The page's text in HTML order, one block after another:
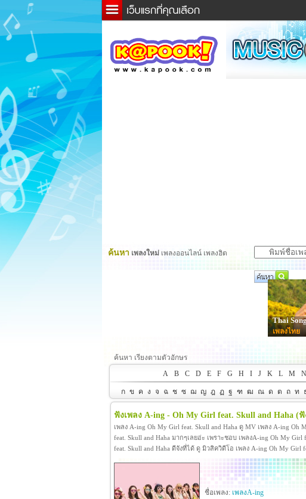
ข่าวด่วน
ละคร
ค้นหา เพลงใหม่ เพลงออนไลน์ เพลงฮิต
Thai
เพลงไทย
ค้นหา เรียงตามตัวอักษร
A
B C D E F G H I J K L M N
ก ข ค ง จ ฉ ช ซ ฌ ญ ฎ ฏ ฐ ฑ ฒ ณ ด ต ถ ท
ฟังเพลง A-ing - Oh My Girl feat. Skull and Haha (ฟั
เพลง A-ing Oh My Girl feat. Skull and Haha ดู MV เพลง A-ing Oh
feat. Skull and Haha มากๆเลยอ่ะ เพราะชอบ เพลงA-ing Oh My
feat. Skull and Haha ดีจังที่ได้ ดู มิวสิควิดีโอ เพลง A-ing Oh My Girl
ชื่อเพลง: เพลงA-ing